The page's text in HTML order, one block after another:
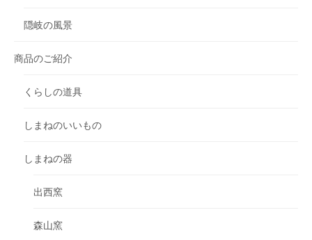
隠岐の風景
商品のご紹介
くらしの道具
しまねのいいもの
しまねの器
出西窯
森山窯